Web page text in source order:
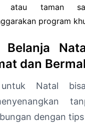
atau taman
program
Belanja
dan
untuk Natal
dengan